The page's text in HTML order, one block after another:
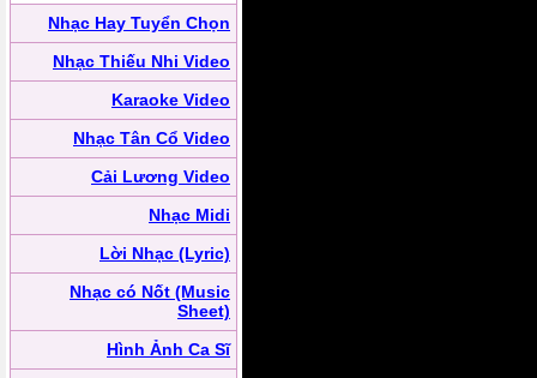
Nhạc Hay Tuyển Chọn
Nhạc Thiếu Nhi Video
Karaoke Video
Nhạc Tân Cổ Video
Cải Lương Video
Nhạc Midi
Lời Nhạc (Lyric)
Nhạc có Nốt (Music
Sheet)
Hình Ảnh Ca Sĩ